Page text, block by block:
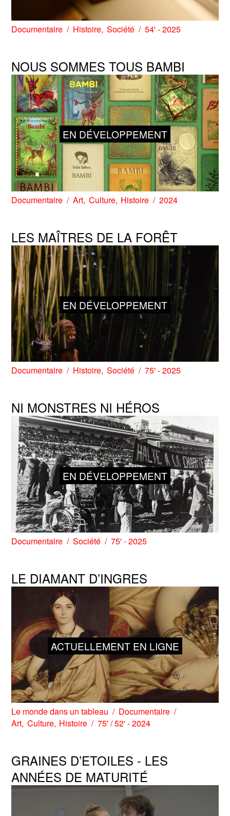
Documentaire Histoire Société 54' - 2025
NOUS SOMMES TOUS BAMBI
EN DÉVELOPPEMENT
Documentaire Art Culture Histoire 2024
LES MAÎTRES DE LA FORÊT
EN DÉVELOPPEMENT
Documentaire Histoire Société 75' - 2025
NI MONSTRES NI HÉROS
EN DÉVELOPPEMENT
Documentaire Société 75' - 2025
LE DIAMANT D’INGRES
ACTUELLEMENT EN LIGNE
Le monde dans un tableau
Documentaire
Art Culture Histoire 75' / 52' - 2024
GRAINES D’ETOILES - LES
ANNÉES DE MATURITÉ